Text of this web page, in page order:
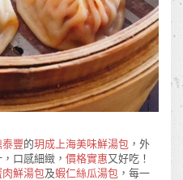
泰豐的玥成上海美味鮮湯包 ，外
口感細緻， 價格實惠又好吃！
肉鮮湯包及蝦仁絲瓜湯包 ，每一